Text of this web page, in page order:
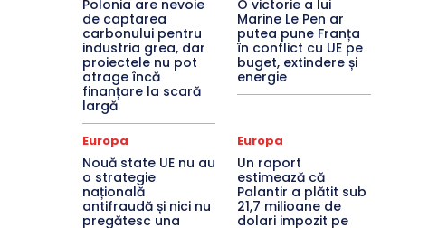
Polonia are nevoie
de captarea
carbonului pentru
industria grea, dar
proiectele nu pot
atrage încă
finanțare la scară
largă
O victorie a lui
Marine Le Pen ar
putea pune Franța
în conflict cu UE pe
buget, extindere și
energie
Europa
Nouă state UE nu au
o strategie
națională
antifraudă și nici nu
pregătesc una
Europa
Un raport
estimează că
Palantir a plătit sub
21,7 milioane de
dolari impozit pe